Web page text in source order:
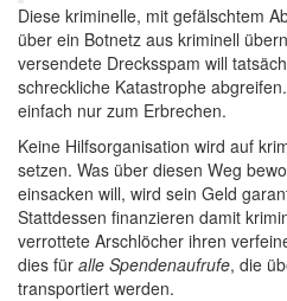
Diese kriminelle, mit gefälschtem
über ein Botnetz aus kriminell
versendete Drecksspam will
schreckliche Katastrophe
einfach nur zum Erbrechen.
Keine Hilfsorganisation wird auf
setzen. Was über diesen Weg
einsacken will, wird sein Geld
Stattdessen finanzieren damit
verrottete Arschlöcher ihren
dies für alle Spendenaufrufe, die
transportiert werden.